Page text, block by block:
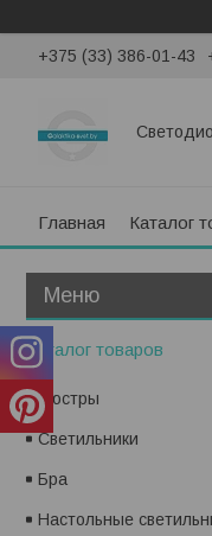
+375 (33) 386-01-43
Главная Каталог
Каталог товаров
Люстры
Светильники
Бра
Настольные